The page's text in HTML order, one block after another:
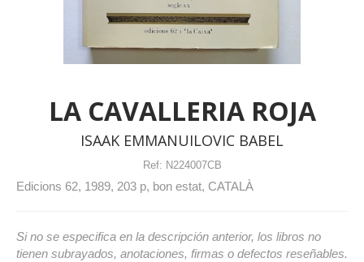
LA CAVALLERIA ROJA
ISAAK EMMANUILOVIC BABEL
Ref: N224007CB
Edicions 62, 1989, 203 p, bon estat, CATALÀ
Si no se especifica en la descripción anterior, los libros no
tienen subrayados, anotaciones, firmas o defectos reseñables.